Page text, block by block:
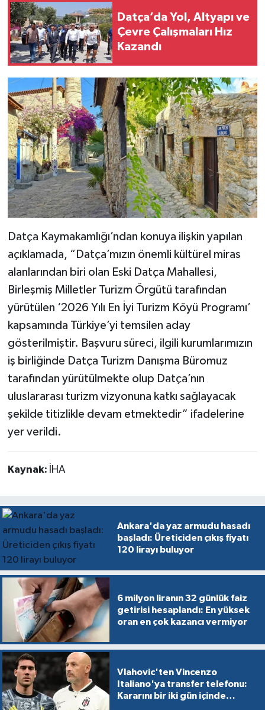
Datça’da Yol, Altyapı ve
Çevre Çalışmaları Hız
Kazandı
Datça Kaymakamlığı’ndan konuya ilişkin yapılan
açıklamada, “Datça’mızın önemli kültürel miras
alanlarından biri olan Eski Datça Mahallesi,
Birleşmiş Milletler Turizm Örgütü tarafından
yürütülen ‘2026 Yılı En İyi Turizm Köyü Programı’
kapsamında Türkiye’yi temsilen aday
gösterilmiştir. Başvuru süreci, ilgili kurumlarımızın
iş birliğinde Datça Turizm Danışma Büromuz
tarafından yürütülmekte olup Datça’nın
uluslararası turizm vizyonuna katkı sağlayacak
şekilde titizlikle devam etmektedir” ifadelerine
yer verildi.
Kaynak: İHA
Ankara'da yaz armudu hasadı
başladı: Üreticiden çıkış fiyatı
120 lirayı buluyor
6 milyon liranın 32 günlük faiz
getirisi hesaplandı: En yüksek
oran en çok kazancı vermiyor
Vlahovic'ten Vincenzo
Italiano'ya transfer telefonu:
Kararını bir iki gün içinde